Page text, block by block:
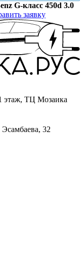
G-класс 450d 3.0
заявку
этаж, ТЦ Мозаика
32